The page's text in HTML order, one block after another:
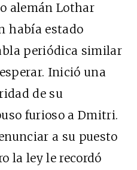
alemán Lothar
había estado
periódica similar
Inició una
de su
furioso a Dmitri.
a su puesto
la ley le recordó